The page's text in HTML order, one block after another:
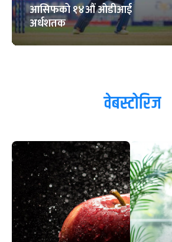
आसिफको १४औं ओडीआई
अर्धशतक
वेबस्टोरिज